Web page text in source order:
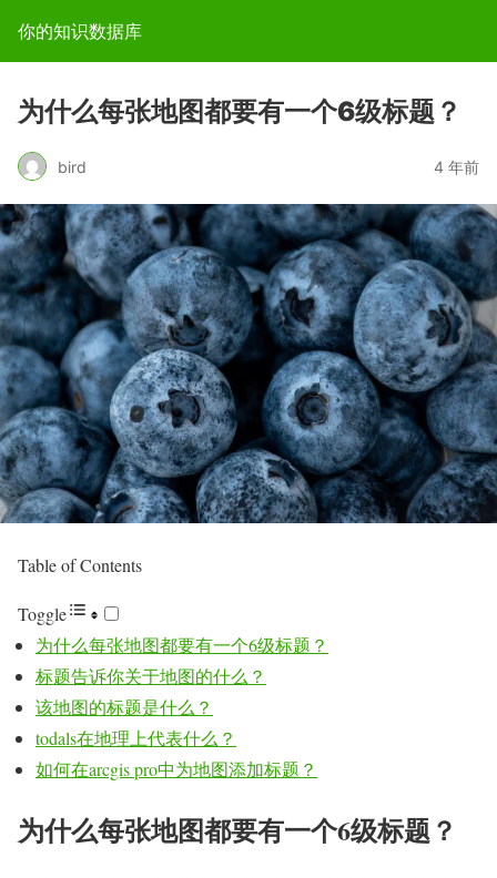
你的知识数据库
为什么每张地图都要有一个6级标题？
bird 4 年前
Table of Contents
Toggle
为什么每张地图都要有一个6级标题？
标题告诉你关于地图的什么？
该地图的标题是什么？
todals在地理上代表什么？
如何在arcgis pro中为地图添加标题？
为什么每张地图都要有一个6级标题？